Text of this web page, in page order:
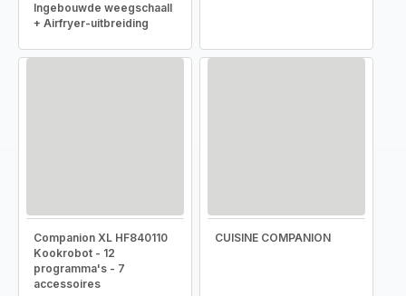
Ingebouwde weegschaall
+ Airfryer-uitbreiding
Companion XL HF840110
Kookrobot - 12
programma's - 7
accessoires
CUISINE COMPANION